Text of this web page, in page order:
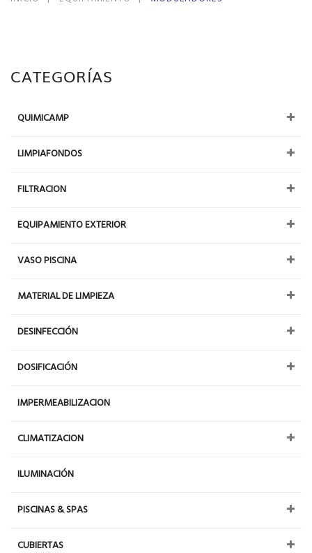
CATEGORÍAS
QUIMICAMP
LIMPIAFONDOS
FILTRACION
EQUIPAMIENTO EXTERIOR
VASO PISCINA
MATERIAL DE LIMPIEZA
DESINFECCIÓN
DOSIFICACIÓN
IMPERMEABILIZACION
CLIMATIZACION
ILUMINACIÓN
PISCINAS & SPAS
CUBIERTAS